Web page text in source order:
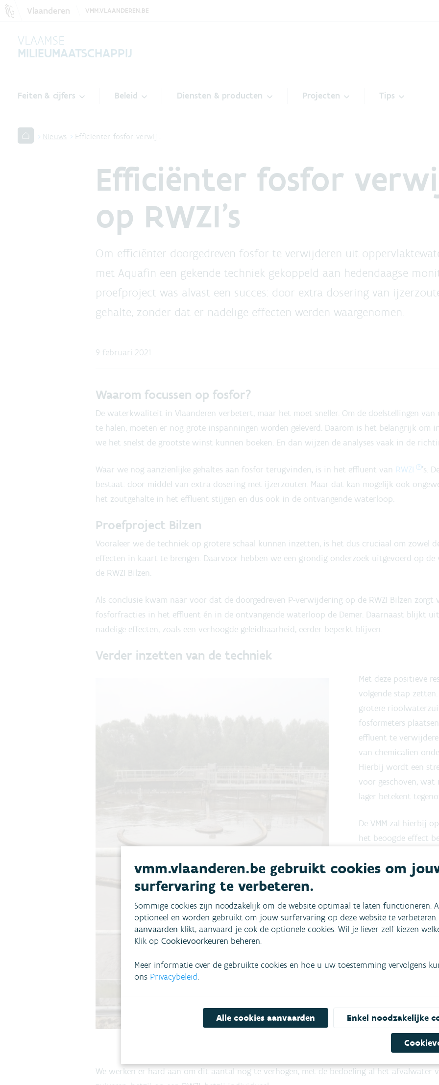
Vlaanderen VMM.VLAANDEREN.BE
VLAAMSE
MILIEUMAATSCHAPPIJ
Feiten & cijfers Beleid Diensten & producten Projecten Tips
Nieuws Efficiënter fosfor verwij…
Efficiënter fosfor
op RWZI’s
Om efficiënter doorgedreven fosfor te verwijderen uit
met Aquafin een gekende techniek gekoppeld aan hedendaagse
proefproject was alvast een succes: door extra dosering van
gehalte, zonder dat er nadelige effecten werden waargenomen.
9 februari 2021
Waarom focussen op fosfor?
De waterkwaliteit in Vlaanderen verbetert, maar het moet sneller. Om de doelstellingen
te halen, moeten er nog grote inspanningen worden geleverd. Daarom is het belangrijk om
we het snelst de grootste winst kunnen boeken. En dan wijzen de analyses vaak in de
Waar we nog aanzienlijke gehaltes aan fosfor terugvinden, is in het effluent van RWZI
’s.
bestaat: door middel van extra dosering met ijzerzouten. Maar dat kan mogelijk ook
het zoutgehalte in het effluent stijgen en dus ook in de ontvangende waterloop.
Proefproject Bilzen
Vooraleer we de techniek op grotere schaal kunnen inzetten, is het dus cruciaal om zowel
effecten in kaart te brengen. Daarvoor hebben we een grondig onderzoek uitgevoerd op
de RWZI Bilzen.
Als conclusie kwam naar voor dat de doorgedreven P-verwijdering op de RWZI Bilzen
fosforfracties in het effluent én in de ontvangende waterloop de Demer. Daarnaast blijkt
nadelige effecten, zoals een verhoogde geleidbaarheid, eerder beperkt blijven.
Verder inzetten van de techniek
Met deze positieve
volgende stap
grotere
fosformeters
effluent te
van chemicaliën
Hierbij wordt een
voor geschoven,
lager betekent
De VMM zal hierbij
het beoogde effect
herhalen we het
Koersel en
Waarom
effluent van RWZI’s
aan nutriënten
puntverontreiniging
Momenteel zijn
Vlaanderen
We werken er hard aan om dit aantal nog te verhogen, met de bedoeling al het afvalwater
vmm.vlaanderen.be gebruikt cookies om
surfervaring te verbeteren.
Sommige cookies zijn noodzakelijk om de website optimaal te laten functioneren.
optioneel en worden gebruikt om jouw surfervaring op deze website te
aanvaarden klikt, aanvaard je ook de optionele cookies. Wil je liever zelf kiezen
Klik op Cookievoorkeuren beheren.
Meer informatie over de gebruikte cookies en hoe u uw toestemming vervolgens
ons Privacybeleid.
Alle cookies aanvaarden Enkel noodzakelijke